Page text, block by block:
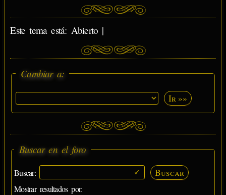
Este tema está: Abierto |
Cambiar a:
Ir »»
Buscar en el foro
Buscar: Buscar
Mostrar resultados por: